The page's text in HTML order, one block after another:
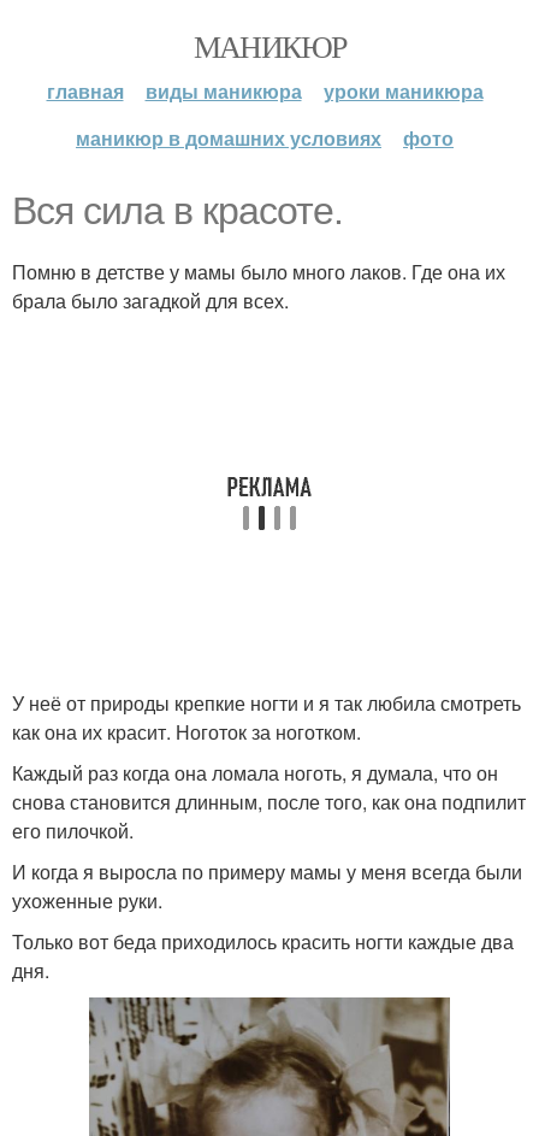
МАНИКЮР
главная виды маникюра
уроки маникюра
маникюр в домашних условиях
фото
Вся сила в красоте.
Помню в детстве у мамы было много лаков. Где она их
брала было загадкой для всех.
У неё от природы крепкие ногти и я так любила смотреть
как она их красит. Ноготок за ноготком.
Каждый раз когда она ломала ноготь, я думала, что он
снова становится длинным, после того, как она подпилит
его пилочкой.
И когда я выросла по примеру мамы у меня всегда были
ухоженные руки.
Только вот беда приходилось красить ногти каждые два
дня.